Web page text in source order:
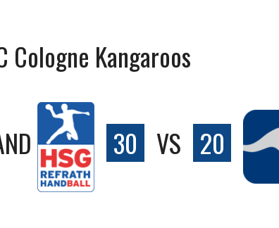
Cologne Kangaroos
30 VS 20